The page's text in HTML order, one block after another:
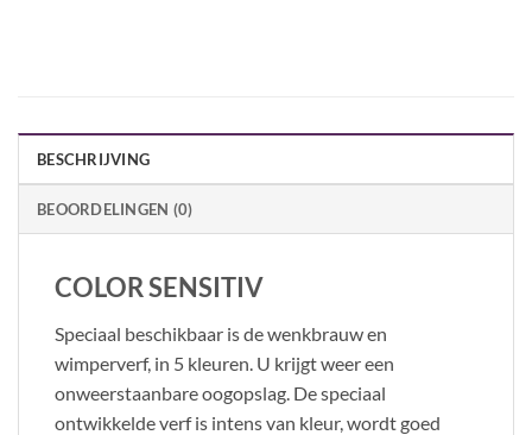
BESCHRIJVING
BEOORDELINGEN (0)
COLOR SENSITIV
Speciaal beschikbaar is de wenkbrauw en
wimperverf, in 5 kleuren. U krijgt weer een
onweerstaanbare oogopslag. De speciaal
ontwikkelde verf is intens van kleur, wordt goed